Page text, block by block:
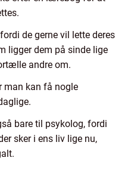
de gerne vil lette deres
ligger dem på sinde lige
andre om.
man kan få nogle
bare til psykolog, fordi
sker i ens liv lige nu,